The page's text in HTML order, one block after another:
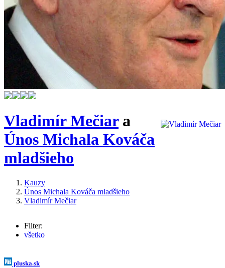
Vladimír Mečiara
Únos Michala Kováča
mladšieho
Kauzy
Únos Michala Kováča mladšieho
Vladimír Mečiar
Filter:
všetko
Igor Matovič
pluska.sk